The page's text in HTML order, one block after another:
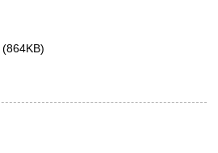
(864KB)